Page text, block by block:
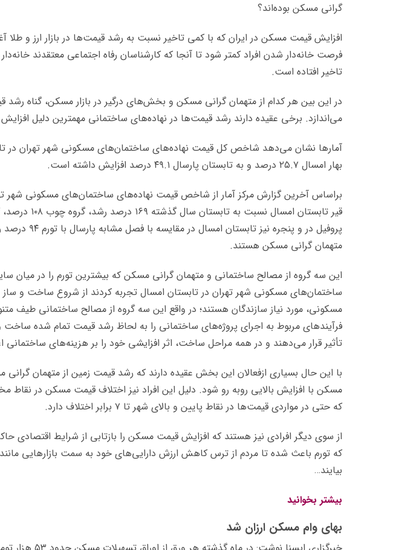
گرانی مسکن بوده‌اند؟
افزایش قیمت مسکن در ایران که با کمی تاخیر نسبت به رشد قیمت‌ها در بازار ارز و طلا
فرصت خانه‌دار شدن افراد کمتر شود تا آنجا که کارشناسان رفاه اجتماعی معتقدند
تاخیر افتاده است.
در این بین هر کدام از متهمان گرانی مسکن و بخش‌های درگیر در بازار مسکن، گناه رشد
می‌اندازد. برخی عقیده دارند رشد قیمت‌ها در نهاده‌های ساختمانی مهمترین دلیل
آمارها نشان می‌دهد شاخص کل قیمت نهاده‌های ساختمان‌های مسکونی شهر تهران در
بهار امسال ۲۵.۷ درصد و به تابستان پارسال ۴۹.۱ درصد افزایش داشته است.
براساس آخرین گزارش مرکز آمار از شاخص قیمت نهاده‌های ساختمان‌های مسکونی شهر
قیر تابستان امسال
پروفیل در و پنجره نیز
متهمان گرانی مسکن هستند.
این سه گروه از مصالح ساختمانی و متهمان گرانی مسکن که بیشترین تورم را در میان
ساختمان‌های مسکونی شهر تهران در تابستان امسال تجربه کردند از شروع ساخت و
مسکونی، مورد نیاز سازندگان هستند؛ در واقع این سه گروه از مصالح ساختمانی طیف
فرآیندهای مربوط به اجرای پروژه‌های ساختمانی را به لحاظ رشد قیمت تمام شده
تأثیر قرار می‌دهند و در همه مراحل ساخت، اثر افزایشی خود را بر هزینه‌های ساختمانی
با این حال بسیاری ازفعالان این بخش عقیده دارند که رشد قیمت زمین از متهمان
مسکن با افزایش بالایی روبه رو شود. دلیل این افراد نیز اختلاف قیمت مسکن در نقاط
که حتی در مواردی قیمت‌ها در نقاط پایین و بالای شهر تا ۷ برابر اختلاف دارد.
از سوی دیگر افرادی نیز هستند که افزایش قیمت مسکن را بازتابی از شرایط اقتصادی
که تورم باعث شده تا مردم از ترس کاهش ارزش دارایی‌های خود به سمت بازارهایی
بیایند…
بیشتر بخوانید
بهای وام مسکن ارزان شد